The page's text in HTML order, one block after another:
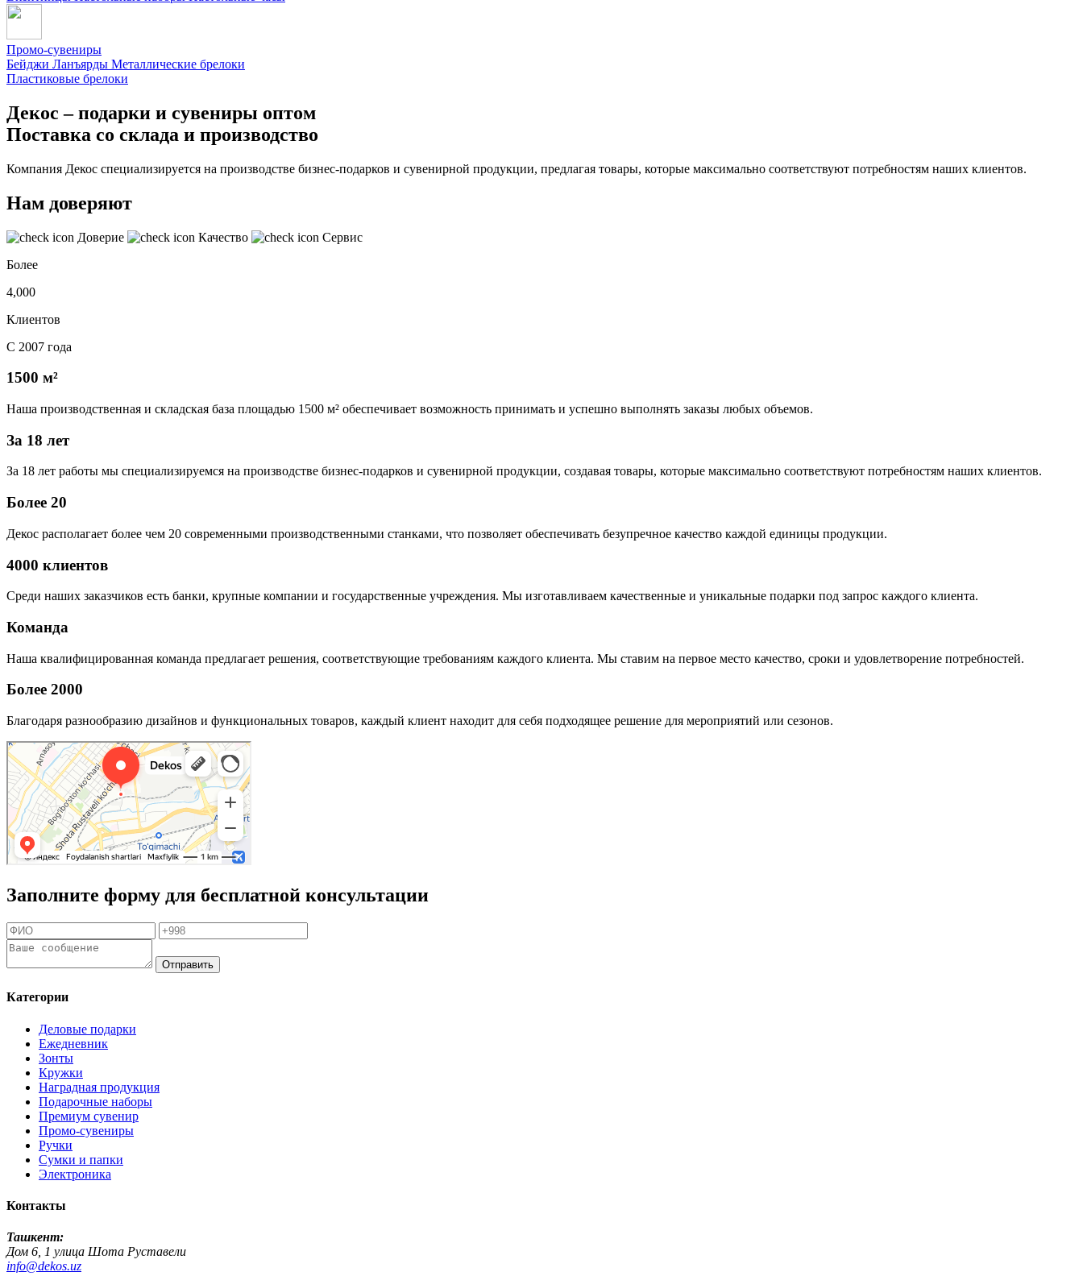
Промо-сувениры
Бейджи Ланъярды Металлические брелоки
Пластиковые брелоки
Декос – подарки и сувениры оптом
Поставка со склада и производство
Компания Декос специализируется на производстве бизнес-подарков и сувенирной продукции, предлагая товары, которые максимально соответствуют потребностям наших клиентов.
Нам доверяют
Доверие Качество
Сервис
Более
4,000
Клиентов
С 2007 года
1500 м²
Наша производственная и складская база площадью 1500 м² обеспечивает возможность принимать и успешно выполнять заказы любых объемов.
За 18 лет
За 18 лет работы мы специализируемся на производстве бизнес-подарков и сувенирной продукции, создавая товары, которые максимально соответствуют потребностям наших клиентов.
Более 20
Декос располагает более чем 20 современными производственными станками, что позволяет обеспечивать безупречное качество каждой единицы продукции.
4000 клиентов
Среди наших заказчиков есть банки, крупные компании и государственные учреждения. Мы изготавливаем качественные и уникальные подарки под запрос каждого клиента.
Команда
Наша квалифицированная команда предлагает решения, соответствующие требованиям каждого клиента. Мы ставим на первое место качество, сроки и удовлетворение потребностей.
Более 2000
Благодаря разнообразию дизайнов и функциональных товаров, каждый клиент находит для себя подходящее решение для мероприятий или сезонов.
Заполните форму для бесплатной консультации
Отправить
Категории
Деловые подарки
Ежедневник
Зонты
Кружки
Наградная продукция
Подарочные наборы
Премиум сувенир
Промо-сувениры
Ручки
Сумки и папки
Электроника
Контакты
Ташкент:
Дом 6, 1 улица Шота Руставели
info@dekos.uz